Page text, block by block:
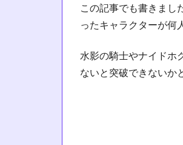
この記事でも書きまし
ったキャラクターが何
水影の騎士やナイドホ
ないと突破できない